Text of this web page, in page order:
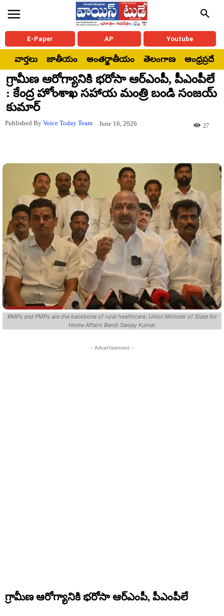
E-Paper AP Youtube
వార్తలు జాతీయం అంతర్జాతీయం తెలంగాణ ఆంధ్రప్రదేశ్
గ్రామీణ ఆరోగ్యానికి భరోసా ఆర్ఎంపీ, పీఎంపీలే
: కేంద్ర హోంశాఖ సహాయ మంత్రి బండి సంజయ్
కుమార్
Published By Voice Today Team June 16, 2026 27
RMPs and PMPs are the backbone of rural healthcare: Union Minister of State for
Home Affairs Bandi Sanjay Kumar.
- Advertisement -
గ్రామీణ ఆరోగ్యానికి భరోసా ఆర్ఎంపీ, పీఎంపీలే